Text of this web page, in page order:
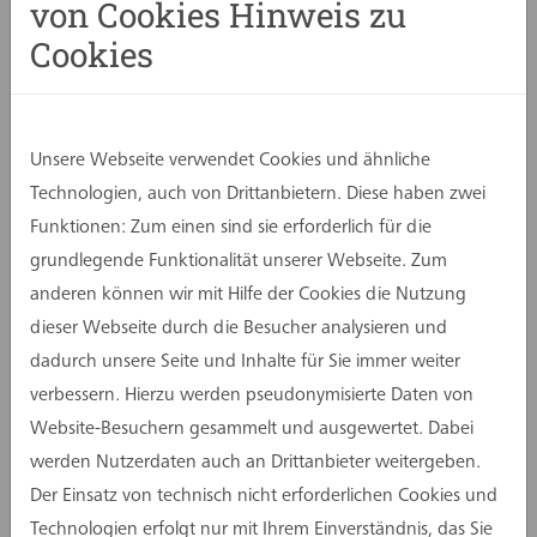
Anforderungen und Schallschutzgutachten
mussten frühzeitig berücksichtigt werden.
Genauso wie komplexe Regelwerke und
Sicherheitskonzepte bis hin zu den Presse- und
sowie Flächen für Rettungsdienste oder
funktionierende Verkehrs- und ÖPNV-Konzepte,
Zu- und Abfahrtswege eine zentrale Rolle.
Audi Sportpark: ausgestattet mit hochwertigen
VIP-Lounges
Hochwertige VIP-Logen, Business- und Lounge-
von Cookies Hinweis zu
Cookies
Unsere Webseite verwendet Cookies und ähnliche
Technologien, auch von Drittanbietern. Diese haben zwei
Funktionen: Zum einen sind sie erforderlich für die
grundlegende Funktionalität unserer Webseite. Zum
anderen können wir mit Hilfe der Cookies die Nutzung
dieser Webseite durch die Besucher analysieren und
dadurch unsere Seite und Inhalte für Sie immer weiter
verbessern. Hierzu werden pseudonymisierte Daten von
Website-Besuchern gesammelt und ausgewertet. Dabei
werden Nutzerdaten auch an Drittanbieter weitergeben.
Der Einsatz von technisch nicht erforderlichen Cookies und
Technologien erfolgt nur mit Ihrem Einverständnis, das Sie